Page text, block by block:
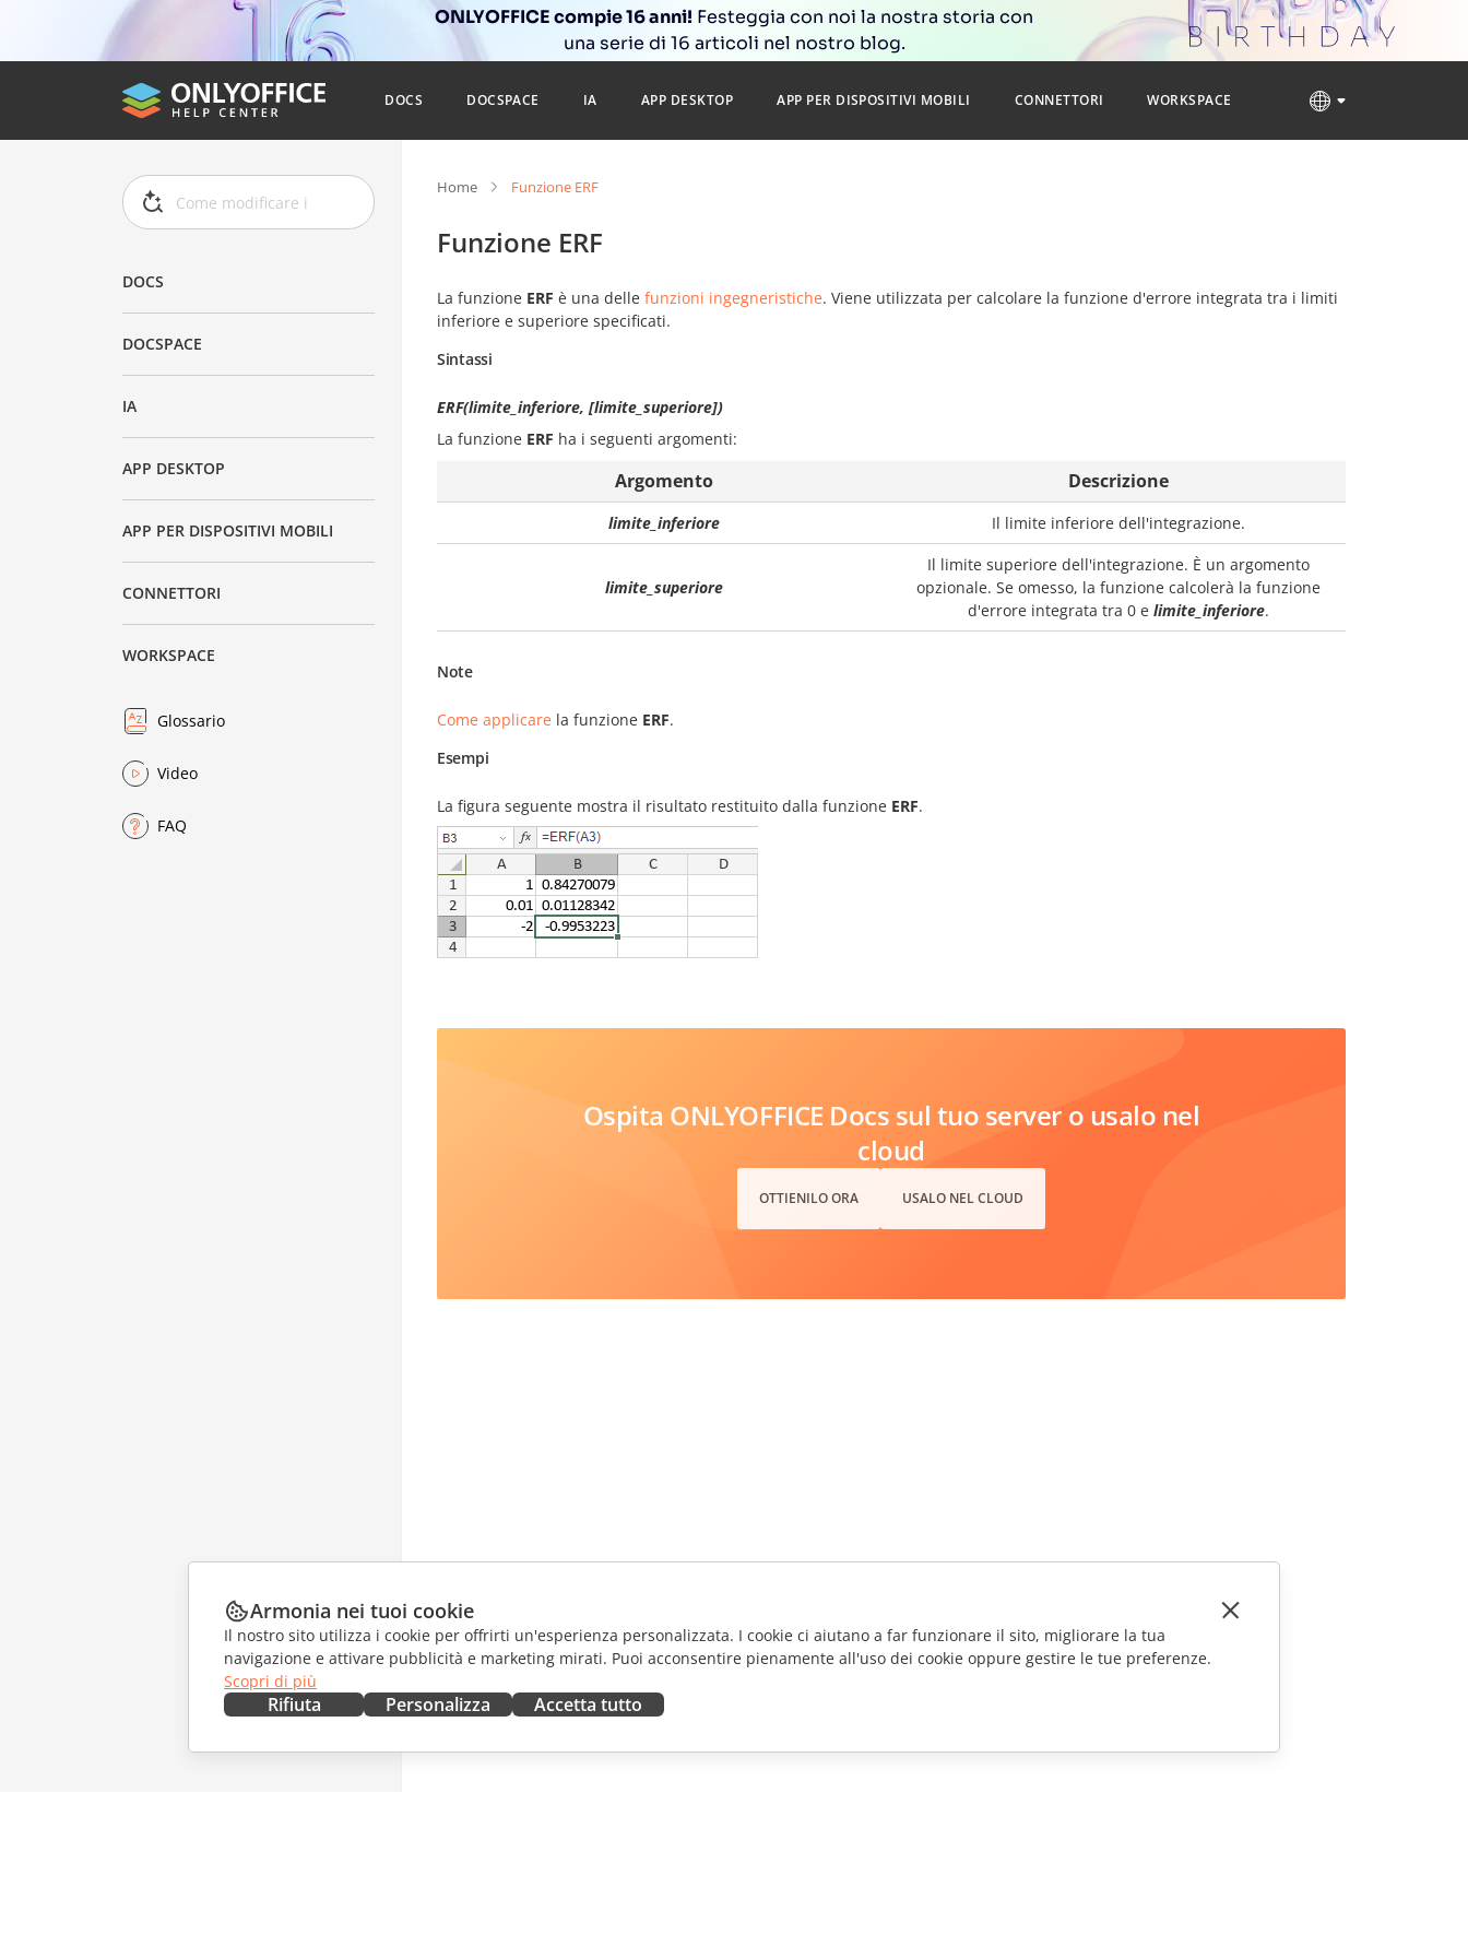
ONLYOFFICE compie 16 anni! Festeggia con noi la nostra storia con
una serie di 16 articoli nel nostro blog.
DOCS DOCSPACE IA APP DESKTOP APP PER DISPOSITIVI MOBILI CONNETTORI WORKSPACE
DOCS
DOCSPACE
IA
APP DESKTOP
APP PER DISPOSITIVI MOBILI
CONNETTORI
WORKSPACE
Glossario
Video
FAQ
Home Funzione ERF
Funzione ERF
La funzione ERF è una delle funzioni ingegneristiche. Viene utilizzata per calcolare la funzione d'errore integrata tra i limiti
inferiore e superiore specificati.
Sintassi
ERF(limite_inferiore, [limite_superiore])
La funzione ERF ha i seguenti argomenti:
Argomento Descrizione
limite_inferiore Il limite inferiore dell'integrazione.
limite_superiore
Il limite superiore dell'integrazione. È un argomento
opzionale. Se omesso, la funzione calcolerà la funzione
d'errore integrata tra 0 e limite_inferiore.
Note
Come applicare la funzione ERF.
Esempi
La figura seguente mostra il risultato restituito dalla funzione ERF.
Ospita ONLYOFFICE Docs sul tuo server o usalo nel
cloud
OTTIENILO ORA USALO NEL CLOUD
Armonia nei tuoi cookie
Il nostro sito utilizza i cookie per offrirti un'esperienza personalizzata. I cookie ci aiutano a far funzionare il sito, migliorare la tua
navigazione e attivare pubblicità e marketing mirati. Puoi acconsentire pienamente all'uso dei cookie oppure gestire le tue preferenze.
Scopri di più
Rifiuta Personalizza Accetta tutto